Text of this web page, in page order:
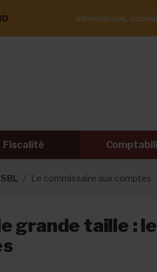
Informations,
Fiscalité
Le commissaire aux comptes
grande taille :